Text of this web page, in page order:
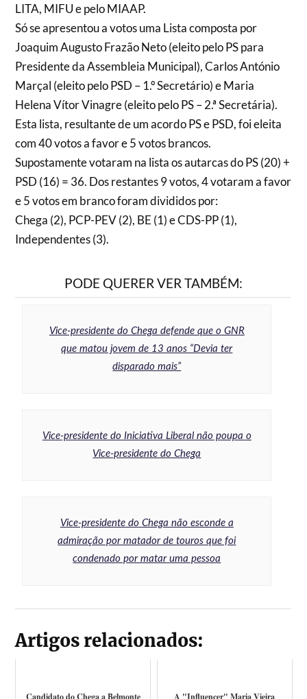
LITA, MIFU e pelo MIAAP.
Só se apresentou a votos uma Lista composta por
Joaquim Augusto Frazão Neto (eleito pelo PS para
Presidente da Assembleia Municipal), Carlos António
Marçal (eleito pelo PSD – 1.º Secretário) e Maria
Helena Vítor Vinagre (eleito pelo PS – 2.ª Secretária).
Esta lista, resultante de um acordo PS e PSD, foi eleita
com 40 votos a favor e 5 votos brancos.
Supostamente votaram na lista os autarcas do PS (20) +
PSD (16) = 36. Dos restantes 9 votos, 4 votaram a favor
e 5 votos em branco foram divididos por:
Chega (2), PCP-PEV (2), BE (1) e CDS-PP (1),
Independentes (3).
PODE QUERER VER TAMBÉM:
Vice-presidente do Chega defende que o GNR
que matou jovem de 13 anos “Devia ter
disparado mais”
Vice-presidente do Iniciativa Liberal não poupa o
Vice-presidente do Chega
Vice-presidente do Chega não esconde a
admiração por matador de touros que foi
condenado por matar uma pessoa
Artigos relacionados:
Candidato do Chega a Belmonte A "Influencer" Maria Vieira